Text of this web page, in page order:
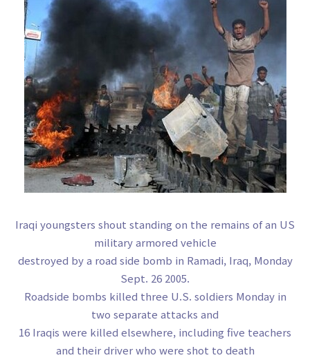
Iraqi youngsters shout standing on the remains of an US
military armored vehicle
destroyed by a road side bomb in Ramadi, Iraq, Monday
Sept. 26 2005.
Roadside bombs killed three U.S. soldiers Monday in
two separate attacks and
16 Iraqis were killed elsewhere, including five teachers
and their driver who were shot to death